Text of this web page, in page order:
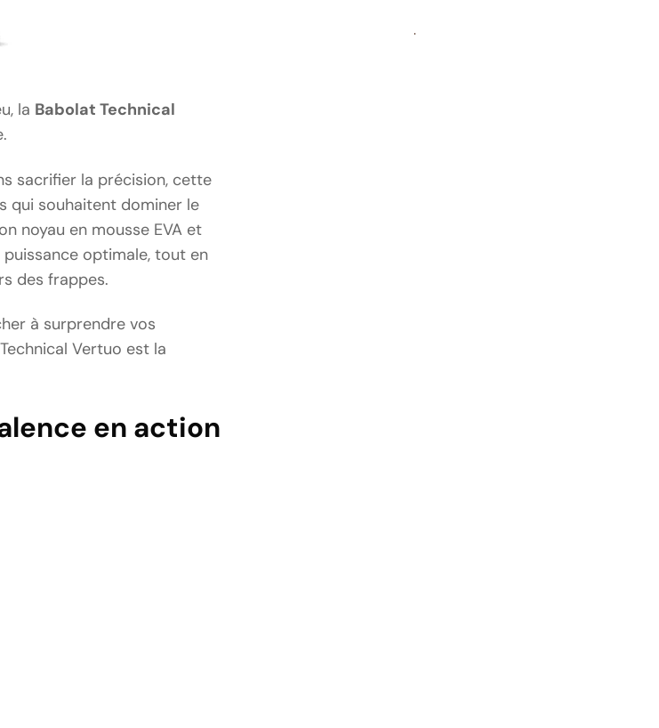
la Babolat Technical
sacrifier la précision, cette
qui souhaitent dominer le
noyau en mousse EVA et
optimale, tout en
des frappes.
à surprendre vos
Vertuo est la
en action